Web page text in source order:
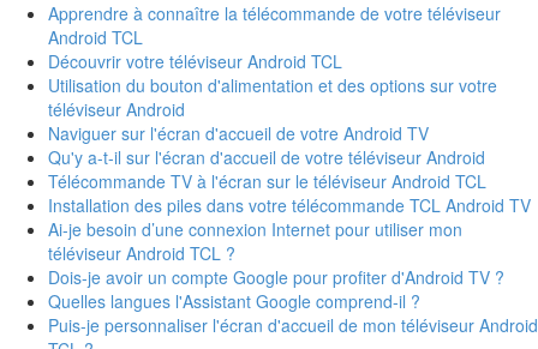
Apprendre à connaître la télécommande de votre téléviseur
Android TCL
Découvrir votre téléviseur Android TCL
Utilisation du bouton d'alimentation et des options sur votre
téléviseur Android
Naviguer sur l'écran d'accueil de votre Android TV
Qu'y a-t-il sur l'écran d'accueil de votre téléviseur Android
Télécommande TV à l'écran sur le téléviseur Android TCL
Installation des piles dans votre télécommande TCL Android TV
Ai-je besoin d’une connexion Internet pour utiliser mon
téléviseur Android TCL ?
Dois-je avoir un compte Google pour profiter d'Android TV ?
Quelles langues l'Assistant Google comprend-il ?
Puis-je personnaliser l'écran d'accueil de mon téléviseur Android